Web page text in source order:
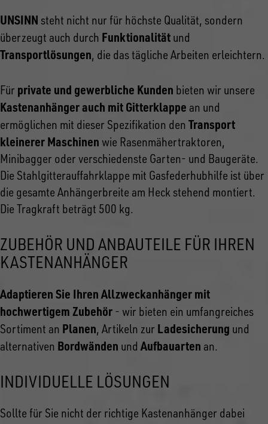
UNSINN steht nicht nur für höchste Qualität, sondern
überzeugt auch durch Funktionalität und
Transportlösungen, die das tägliche Arbeiten erleichtern.
Für private und gewerbliche Kunden bieten wir unsere
Kastenanhänger auch mit Gitterklappe an und
ermöglichen mit dieser Spezifikation den Transport
kleinerer Maschinen wie Rasenmähertraktoren,
Minibagger oder verschiedenste Garten- und Baugeräte.
Die Stahlgitterauffahrklappe mit Gasfederhubhilfe ist über
die gesamte Anhängerbreite am Heck stehend montiert.
Die Tragkraft beträgt 500 kg.
ZUBEHÖR UND ANBAUTEILE FÜR IHREN
KASTENANHÄNGER
Adaptieren Sie Ihren Allzweckanhänger mit
hochwertigem Zubehör - wir bieten ein umfangreiches
Sortiment an Planen, Artikeln zur Ladesicherung und
alternativen Bordwänden undAufbauarten an.
INDIVIDUELLE LÖSUNGEN
Sollte für Sie nicht der richtige Kastenanhänger dabei